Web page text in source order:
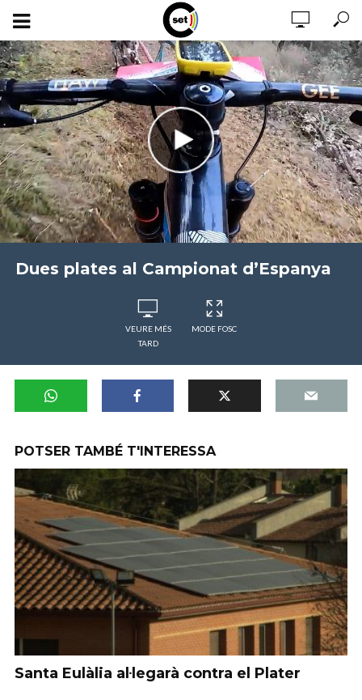
Dues plates al Campionat d’Espanya
VEURE MÉS
TARD
MODE FOSC
POTSER TAMBÉ T'INTERESSA
Santa Eulàlia al·legarà contra el Plater